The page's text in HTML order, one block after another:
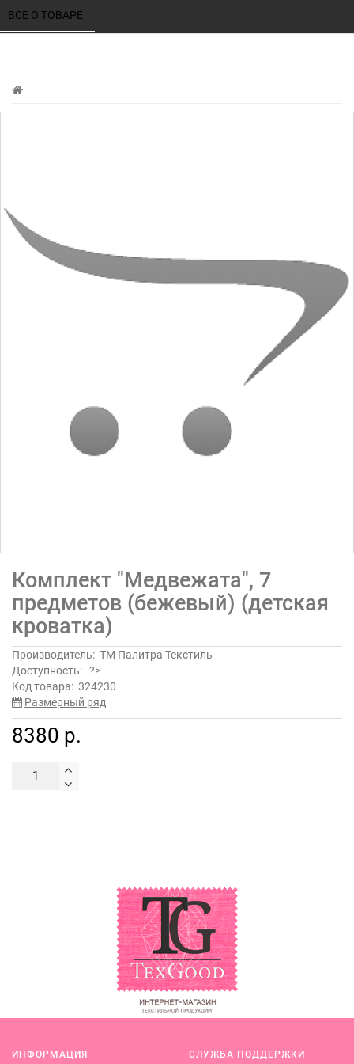
ВСЕ О ТОВАРЕ
Комплект "Медвежата", 7
предметов (бежевый) (детская
кроватка)
Производитель: ТМ Палитра Текстиль
Доступность: ?>
Код товара: 324230
Размерный ряд
8380 р.
ИНФОРМАЦИЯ СЛУЖБА ПОДДЕРЖКИ